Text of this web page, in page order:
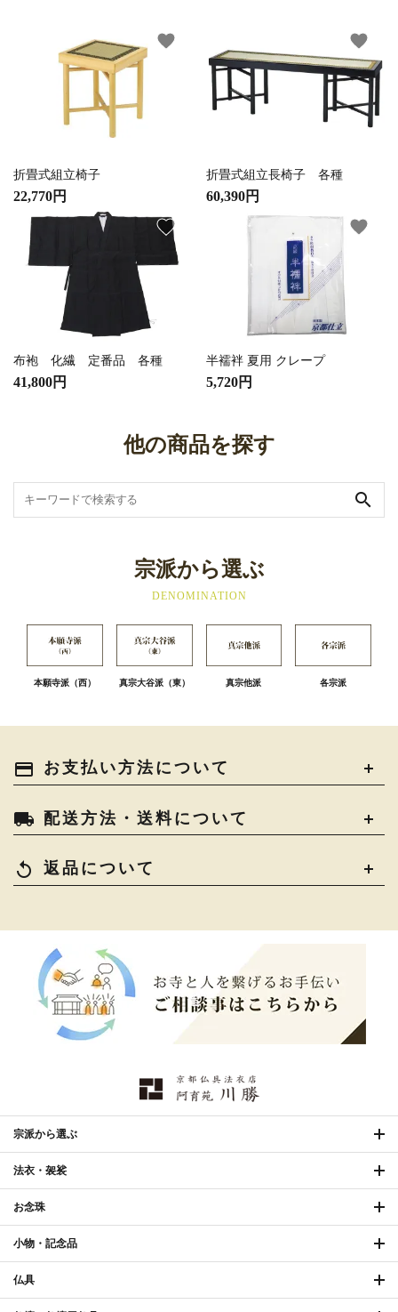
折畳式組立椅子
22,770円
favorite
折畳式組立長椅子 各種
60,390円
favorite
布袍 化繊 定番品 各種
41,800円
favorite
半襦袢 夏用 クレープ
5,720円
favorite
他の商品を探す
search
宗派から選ぶ
DENOMINATION
本願寺派（西） 真宗大谷派（東） 真宗他派 各宗派
payment お支払い方法について
local_shipping 配送方法・送料について
replay 返品について
宗派から選ぶ
法衣・袈裟
お念珠
小物・記念品
仏具